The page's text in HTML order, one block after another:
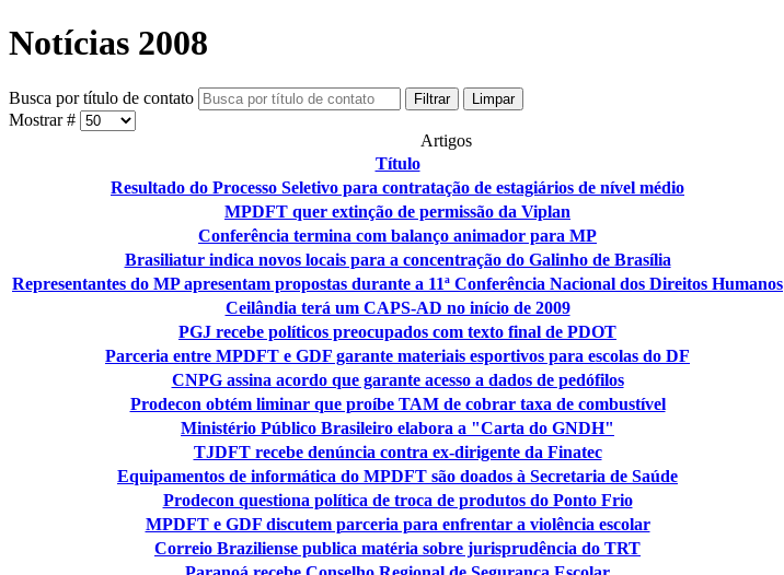
Notícias 2008
Busca por título de contato Filtrar Limpar
Mostrar #
Artigos
Título
Resultado do Processo Seletivo para contratação de estagiários de nível médio
MPDFT quer extinção de permissão da Viplan
Conferência termina com balanço animador para MP
Brasiliatur indica novos locais para a concentração do Galinho de Brasília
Representantes do MP apresentam propostas durante a 11ª Conferência Nacional dos Direitos Humanos
Ceilândia terá um CAPS-AD no início de 2009
PGJ recebe políticos preocupados com texto final de PDOT
Parceria entre MPDFT e GDF garante materiais esportivos para escolas do DF
CNPG assina acordo que garante acesso a dados de pedófilos
Prodecon obtém liminar que proíbe TAM de cobrar taxa de combustível
Ministério Público Brasileiro elabora a "Carta do GNDH"
TJDFT recebe denúncia contra ex-dirigente da Finatec
Equipamentos de informática do MPDFT são doados à Secretaria de Saúde
Prodecon questiona política de troca de produtos do Ponto Frio
MPDFT e GDF discutem parceria para enfrentar a violência escolar
Correio Braziliense publica matéria sobre jurisprudência do TRT